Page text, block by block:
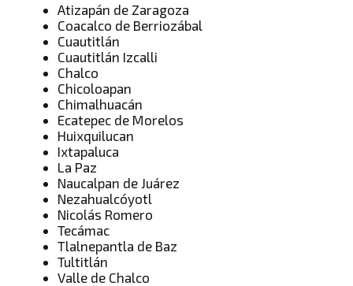
Atizapán de Zaragoza
Coacalco de Berriozábal
Cuautitlán
Cuautitlán Izcalli
Chalco
Chicoloapan
Chimalhuacán
Ecatepec de Morelos
Huixquilucan
Ixtapaluca
La Paz
Naucalpan de Juárez
Nezahualcóyotl
Nicolás Romero
Tecámac
Tlalnepantla de Baz
Tultitlán
Valle de Chalco